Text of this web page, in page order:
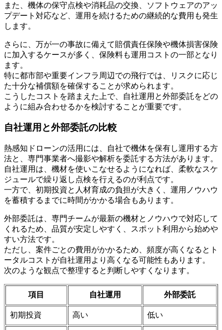
また、機体の保守点検や消耗品の交換、ソフトウェアのアッ
プデート対応など、運用を続けるための継続的な費用も発生
します。
さらに、万が一の事故に備えて賠償責任保険や機体損害保険
に加入するケースが多く、保険料も運用コストの一部となり
ます。
特に都市部や重要インフラ周辺での飛行では、リスクに応じ
た十分な補償額を確保することが求められます。
こうしたコストを踏まえた上で、自社運用と外部委託をどの
ように組み合わせるかを検討することが重要です。
自社運用と外部委託の比較
熱感知ドローンの活用には、自社で機体を保有し運用する方
法と、専門事業者へ撮影や解析を委託する方法があります。
自社運用は、機材を使いこなせるようになれば、柔軟なスケ
ジュールで繰り返し点検を行えるのが利点です。
一方で、初期投資と人材育成の負担が大きく、運用ノウハウ
を蓄積するまでに時間がかかる場合もあります。
外部委託は、専門チームが最新の機材とノウハウで対応して
くれるため、品質が安定しやすく、スポット利用から始めや
すい方法です。
ただし、案件ごとの費用がかかるため、頻度が高くなるとト
ータルコストが自社運用より高くなる可能性もあります。
次のような観点で整理すると判断しやすくなります。
項目 自社運用 外部委託
初期投資 高い 低い